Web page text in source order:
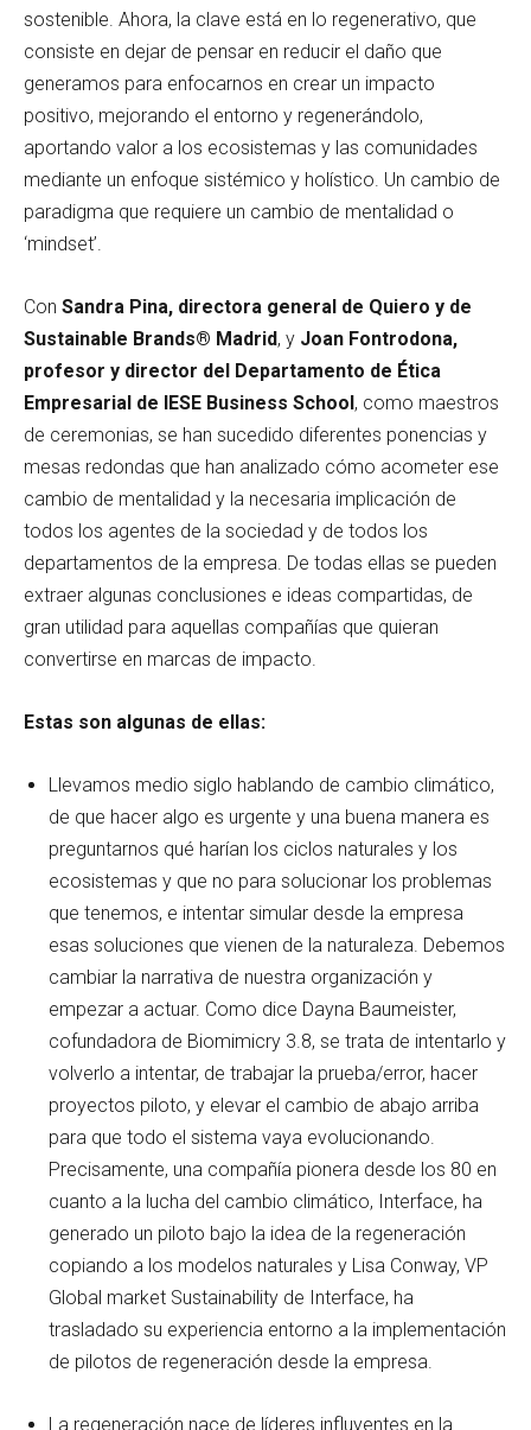
sostenible. Ahora, la clave está en lo regenerativo, que
consiste en dejar de pensar en reducir el daño que
generamos para enfocarnos en crear un impacto
positivo, mejorando el entorno y regenerándolo,
aportando valor a los ecosistemas y las comunidades
mediante un enfoque sistémico y holístico. Un cambio de
paradigma que requiere un cambio de mentalidad o
‘mindset’.
Con Sandra Pina, directora general de Quiero y de
Sustainable Brands® Madrid, y Joan Fontrodona,
profesor y director del Departamento de Ética
Empresarial de IESE Business School, como maestros
de ceremonias, se han sucedido diferentes ponencias y
mesas redondas que han analizado cómo acometer ese
cambio de mentalidad y la necesaria implicación de
todos los agentes de la sociedad y de todos los
departamentos de la empresa. De todas ellas se pueden
extraer algunas conclusiones e ideas compartidas, de
gran utilidad para aquellas compañías que quieran
convertirse en marcas de impacto.
Estas son algunas de ellas:
Llevamos medio siglo hablando de cambio climático,
de que hacer algo es urgente y una buena manera es
preguntarnos qué harían los ciclos naturales y los
ecosistemas y que no para solucionar los problemas
que tenemos, e intentar simular desde la empresa
esas soluciones que vienen de la naturaleza. Debemos
cambiar la narrativa de nuestra organización y
empezar a actuar. Como dice Dayna Baumeister,
cofundadora de Biomimicry 3.8, se trata de intentarlo y
volverlo a intentar, de trabajar la prueba/error, hacer
proyectos piloto, y elevar el cambio de abajo arriba
para que todo el sistema vaya evolucionando.
Precisamente, una compañía pionera desde los 80 en
cuanto a la lucha del cambio climático, Interface, ha
generado un piloto bajo la idea de la regeneración
copiando a los modelos naturales y Lisa Conway, VP
Global market Sustainability de Interface, ha
trasladado su experiencia entorno a la implementación
de pilotos de regeneración desde la empresa.
La regeneración nace de líderes influyentes en la